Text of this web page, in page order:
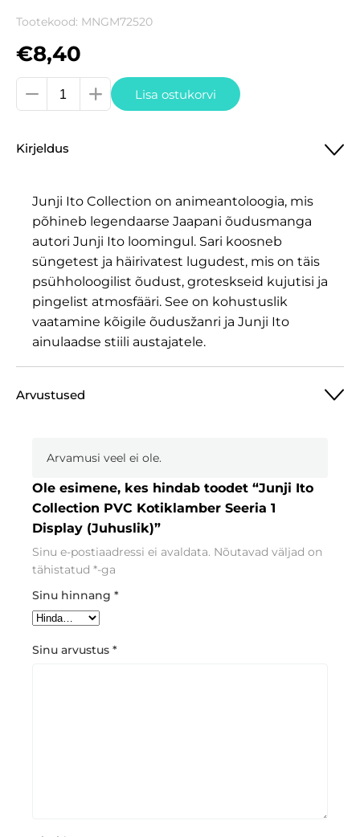
Tootekood: MNGM72520
€8,40
Junji
Ito
PVC
Seeria
Display
(Juhuslik)
kogus
Lisa ostukorvi
Kirjeldus
Junji Ito Collection on animeantoloogia, mis
põhineb legendaarse Jaapani õudusmanga
autori Junji Ito loomingul. Sari koosneb
süngetest ja häirivatest lugudest, mis on täis
psühholoogilist õudust, groteskseid kujutisi ja
pingelist atmosfääri. See on kohustuslik
vaatamine kõigile õudusžanri ja Junji Ito
ainulaadse stiili austajatele.
Arvustused
Arvamusi veel ei ole.
Ole esimene, kes hindab toodet “Junji Ito
Collection PVC Kotiklamber Seeria 1
Display (Juhuslik)”
Sinu e-postiaadressi ei avaldata. Nõutavad väljad on
tähistatud *-ga
Sinu hinnang *
Sinu arvustus *